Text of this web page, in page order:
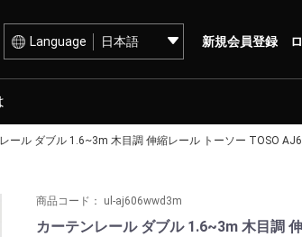
Language 新規会員登録
ール ダブル 1.6~3m 木目調 伸縮レール トーソー TOSO
商品コード： ul-aj606wwd3m
カーテンレール ダブル 1.6~3m 木目調